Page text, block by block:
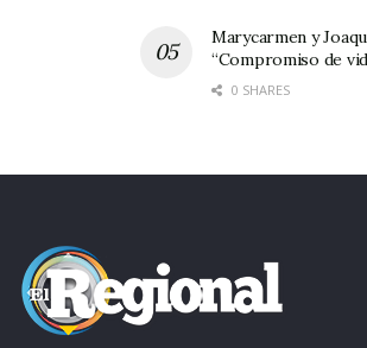
Marycarmen y
“Compromiso de
0 SHARES